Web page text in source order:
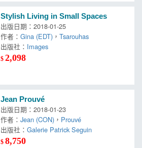
Stylish Living in Small Spaces
出版日期：2018-01-25
作者：Gina (EDT) ，Tsarouhas
出版社： Images
$2,098
Jean Prouvé
出版日期：2018-01-23
作者：Jean (CON) ， Prouvé
出版社：Galerie Patrick Seguin
$8,750